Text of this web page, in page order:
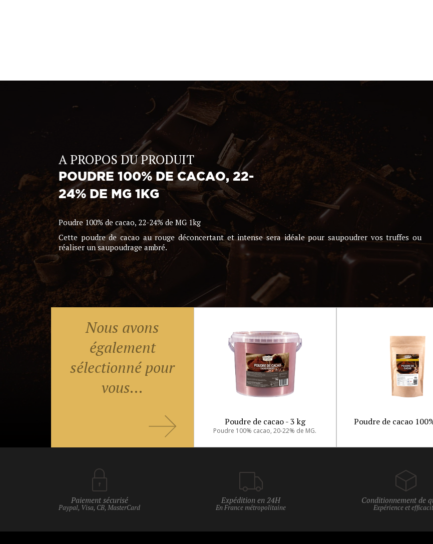
A PROPOS DU PRODUIT
POUDRE 100% DE CACAO, 22-
24% DE MG 1KG
Poudre 100% de cacao, 22-24% de MG 1kg
Cette poudre de cacao au rouge déconcertant et intense sera idéale pour saupoudrer vos truffes ou
réaliser un saupoudrage ambré.
Nous avons
également
sélectionné pour
vous...
Poudre de cacao - 3 kg
Poudre 100% cacao, 20-22% de MG.
Poudre de cacao
Paiement sécurisé
Paypal, Visa, CB, MasterCard
Expédition en 24H
En France métropolitaine
Conditionnement de
Expérience et